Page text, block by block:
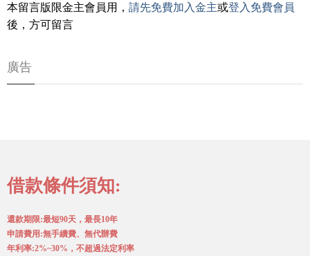
本留言版限金主會員用， 請先免費加入金主或登入免費會員
後，方可留言
廣告
借款條件須知:
還款期限:最短90天，最長10年
申請費用:無手續費、無代辦費
年利率:2%~30%，不超過法定利率